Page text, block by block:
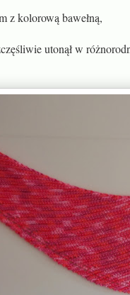
z kolorową bawełną,
utonął w